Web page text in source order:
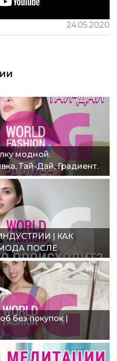
24.05.2020
модной.
Тай-Дай, Градиент.
| КАК
ПОСЛЕ
без покупок |